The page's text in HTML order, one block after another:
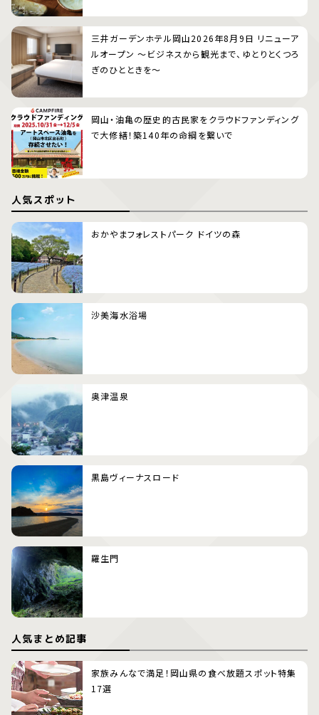
三井ガーデンホテル岡山2026年8月9日 リニューア
ルオープン 〜ビジネスから観光まで、ゆとりとくつろ
ぎのひとときを〜
岡山・油亀の歴史的古民家をクラウドファンディング
で大修繕！築140年の命綱を繋いで
人気スポット
おかやまフォレストパーク ドイツの森
沙美海水浴場
奥津温泉
黒島ヴィーナスロード
羅生門
人気まとめ記事
家族みんなで満足！岡山県の食べ放題スポット特集
17選